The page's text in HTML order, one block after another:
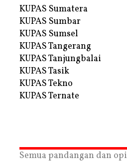
KUPAS Sumatera
KUPAS Sumbar
KUPAS Sumsel
KUPAS Tangerang
KUPAS Tanjungbalai
KUPAS Tasik
KUPAS Tekno
KUPAS Ternate
Semua pandangan dan